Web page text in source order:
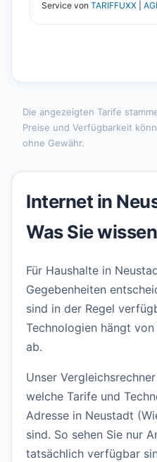
Die angezeigten Tarife
Preise und Verfügbarkeit
ohne Gewähr.
Internet in
Was Sie
Für Haushalte in
Gegebenheiten
sind in der Regel
Technologien hängt
ab.
Unser
welche Tarife und
Adresse in Neustadt
sind. So sehen Sie nur
tatsächlich verfügbar